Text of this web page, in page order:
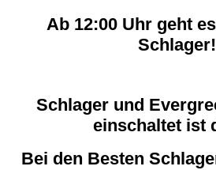
Ab 12:00 Uhr geht
Schlager!
Schlager und
einschaltet ist
Bei den Besten